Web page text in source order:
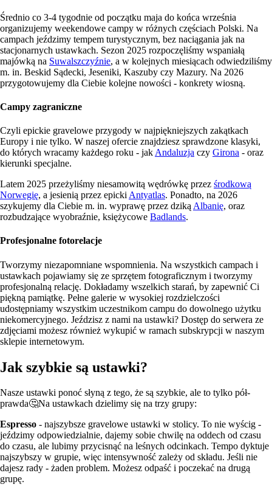
Średnio co 3-4 tygodnie od początku maja do końca września
organizujemy weekendowe campy w różnych częściach Polski. Na
campach jeździmy tempem turystycznym, bez naciągania jak na
stacjonarnych ustawkach. Sezon 2025 rozpoczęliśmy wspaniałą
majówką na Suwalszczyźnie, a w kolejnych miesiącach odwiedziliśmy
m. in. Beskid Sądecki, Jeseniki, Kaszuby czy Mazury. Na 2026
przygotowujemy dla Ciebie kolejne nowości - konkrety wiosną.
Campy zagraniczne
Czyli epickie gravelowe przygody w najpiękniejszych zakątkach
Europy i nie tylko. W naszej ofercie znajdziesz sprawdzone klasyki,
do których wracamy każdego roku - jak Andaluzja czy Girona - oraz
kierunki specjalne.
Latem 2025 przeżyliśmy niesamowitą wędrówkę przez środkową
Norwegię, a jesienią przez epicki Antyatlas. Ponadto, na 2026
szykujemy dla Ciebie m. in. wyprawę przez dziką Albanię, oraz
rozbudzające wyobraźnie, księżycowe Badlands.
Profesjonalne fotorelacje
Tworzymy niezapomniane wspomnienia. Na wszystkich campach i
ustawkach pojawiamy się ze sprzętem fotograficznym i tworzymy
profesjonalną relację. Dokładamy wszelkich starań, by zapewnić Ci
piękną pamiątkę. Pełne galerie w wysokiej rozdzielczości
udostępniamy wszystkim uczestnikom campu do dowolnego użytku
niekomercyjnego. Jeździsz z nami na ustawki? Dostęp do serwera ze
zdjęciami możesz również wykupić w ramach subskrypcji w naszym
sklepie internetowym.
Jak szybkie są ustawki?
Nasze ustawki ponoć słyną z tego, że są szybkie, ale to tylko pół-
prawda🤔Na ustawkach dzielimy się na trzy grupy:
Espresso - najszybsze gravelowe ustawki w stolicy. To nie wyścig -
jeździmy odpowiedzialnie, dajemy sobie chwilę na oddech od czasu
do czasu, ale lubimy przycisnąć na leśnych odcinkach. Tempo dyktuje
najszybszy w grupie, więc intensywność zależy od składu. Jeśli nie
dajesz rady - żaden problem. Możesz odpaść i poczekać na drugą
grupę.